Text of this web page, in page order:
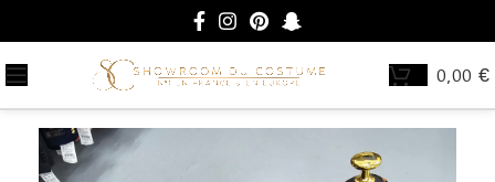
0,00 €